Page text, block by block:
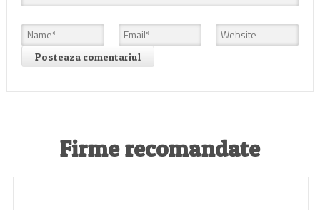
Firme recomandate